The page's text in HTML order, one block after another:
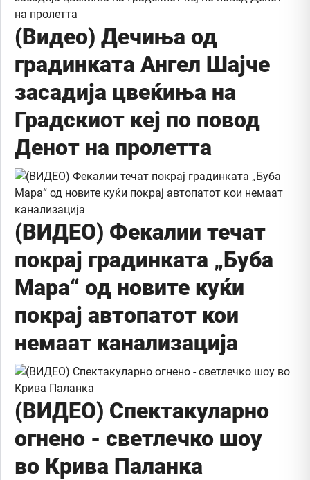
(Видео) Дечиња од
градинката Ангел Шајче
засадија цвеќиња на
Градскиот кеј по повод
Денот на пролетта
(ВИДЕО) Фекалии течат
покрај градинката „Буба
Мара“ од новите куќи
покрај автопатот кои
немаат канализација
(ВИДЕО) Спектакуларно
огнено - светлечко шоу
во Крива Паланка